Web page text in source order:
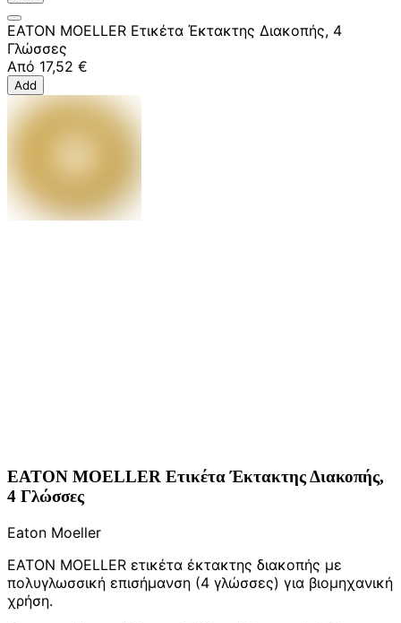
EATON MOELLER Ετικέτα Έκτακτης Διακοπής, 4
Γλώσσες
Από 17,52 €
Add
EATON MOELLER Ετικέτα Έκτακτης Διακοπής,
4 Γλώσσες
Eaton Moeller
EATON MOELLER ετικέτα έκτακτης διακοπής με
πολυγλωσσική επισήμανση (4 γλώσσες) για βιομηχανική
χρήση.